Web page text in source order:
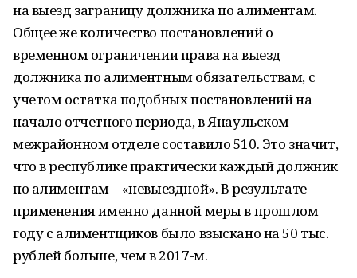
на выезд заграницу должника по алиментам.
Общее же количество постановлений о
временном ограничении права на выезд
должника по алиментным обязательствам, с
учетом остатка подобных постановлений на
начало отчетного периода, в Янаульском
межрайонном отделе составило 510. Это значит,
что в республике практически каждый должник
по алиментам – «невыездной». В результате
применения именно данной меры в прошлом
году с алиментщиков было взыскано на 50 тыс.
рублей больше, чем в 2017-м.